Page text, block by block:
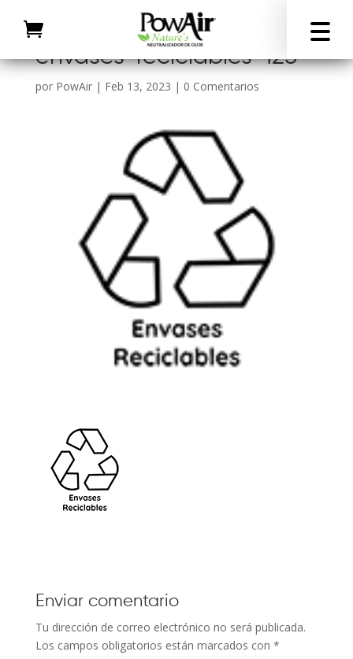
envases-reciclables-125
por PowAir| Feb 13, 2023 | 0 Comentarios
Enviar comentario
Tu dirección de correo electrónico no será publicada.
Los campos obligatorios están marcados con *